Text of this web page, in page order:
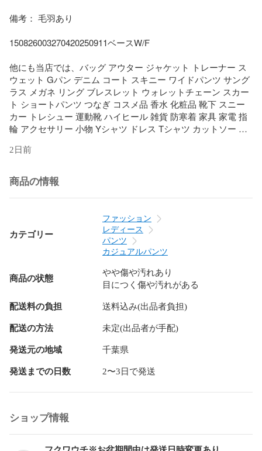
備考： 毛羽あり
150826003270420250911ベースW/F
他にも当店では、バッグ アウター ジャケット トレーナー ス
ウェット Gパン デニム コート スキニー ワイドパンツ サング
ラス メガネ リング ブレスレット ウォレットチェーン スカー
ト ショートパンツ つなぎ コスメ品 香水 化粧品 靴下 スニー
カー トレシュー 運動靴 ハイヒール 雑貨 防寒着 家具 家電 指
輪 アクセサリー 小物 Yシャツ ドレス Tシャツ カットソー G
エスニック 民族系 水着 キャップ ネックレス サンダル パンプ
ン 羽織 ダウンジャケット トレンチ カーゴ フレア ベルボトム
ミモレ 透け ブラトップ タイト ミニサイズ ビッグサイズ マキ
シ オーバーサイズ スキニー スリムデザイン ワイドサイズ 小
さいサイズ 大きいサイズ タックワイド 作業着 DIY スカジャ
ン ミリタリー 法被 着物 浴衣 自動巻時計 手巻時計 スマート
ウォッチ クオーツ ビンテージ ビンテージ 古着 ミディアム ボ
リューム 上下セット 春 夏 秋 冬 高級品 プチプラ セットアッ
コン ドライブ デート 同窓会 飲み会 登山 休日 家族 まったり
里帰り ゆったり パジャマ 部屋着 家着 外行き 旅行 オフィス
カジュアル OL 喪服 冠婚葬祭 フェス ライブ クラブ オタ活 テ
ーマパーク 婚活 コスプレ コミ系 ハロウィンショッピング ス
ポーツ スキー スノボ サーフィン カラオケ パーティー コーデ
ィネート コーデ ドメスティック インポート サーフ系 ギャル
系 ロリータ系 韓国系 ストリート系 Y2K 個性派 量産型 ウエデ
イティブ系 アメカジ ロック系 ビジュアル系 HIPHOP系 ラッ
かわいい系 ガーリー 個性派 フィットネス系 ヤンキー系 おじ
さん系 オタク系 モード系 やりら系 ホスト系 キャバ 清楚系
アイドル系
2日前
商品の情報
カテゴリー
ファッション
レディース
パンツ
カジュアルパンツ
商品の状態
やや傷や汚れあり
目につく傷や汚れがある
配送料の負担 送料込み(出品者負担)
配送の方法 未定(出品者が手配)
発送元の地域 千葉県
発送までの日数 2〜3日で発送
ショップ情報